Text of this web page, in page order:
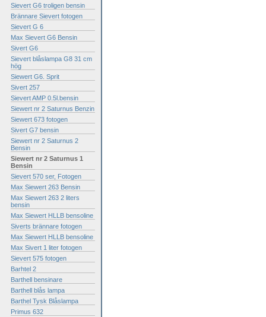
Sievert G6 troligen bensin
Brännare Sievert fotogen
Sievert G 6
Max Sievert G6 Bensin
Sivert G6
Sievert blåslampa G8 31 cm
hög
Siewert G6. Sprit
Sivert 257
Sievert AMP 0.5l.bensin
Siewert nr 2 Saturnus Benzin
Siewert 673 fotogen
Sivert G7 bensin
Siewert nr 2 Saturnus 2
Bensin
Siewert nr 2 Saturnus 1
Bensin
Sievert 570 ser, Fotogen
Max Siewert 263 Bensin
Max Siewert 263 2 liters
bensin
Max Siewert HLLB bensoline
Siverts brännare fotogen
Max Siewert HLLB bensoline
Max Sivert 1 liter fotogen
Sievert 575 fotogen
Barhtel 2
Barthell bensinare
Barthell blås lampa
Barthel Tysk Blåslampa
Primus 632